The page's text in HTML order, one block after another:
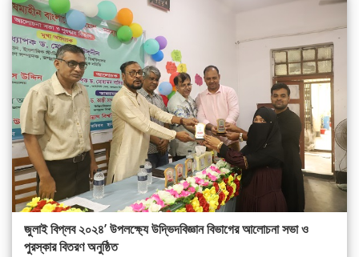
জুলাই বিপ্লব ২০২৪’ উপলক্ষ্যে উদ্ভিদবিজ্ঞান বিভাগের আলোচনা সভা ও
পুরস্কার বিতরণ অনুষ্ঠিত